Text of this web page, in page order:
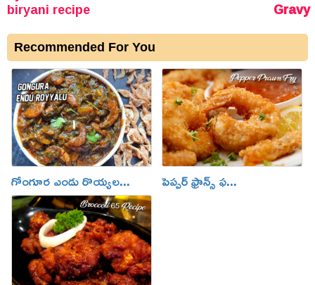
biryani recipe Gravy
Recommended For You
గోంగూర ఎండు రొయ్యల... పెప్పర్ ఫ్రాన్స్ ఫ...